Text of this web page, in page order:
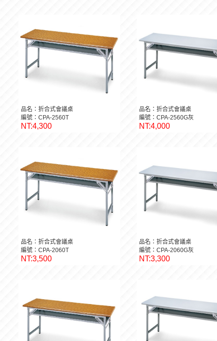
品名：折合式會議桌
編號：CPA-2560T
NT:4,300
品名：折合式會議桌
編號：CPA-2560G灰
NT:4,000
品名：折合式會議桌
編號：CPA-2060T
NT:3,500
品名：折合式會議桌
編號：CPA-2060G灰
NT:3,300